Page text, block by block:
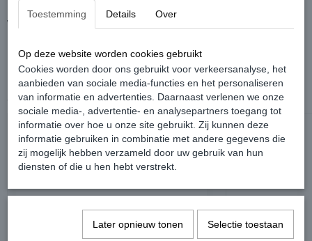
Word geleverd als set links en rechts.
Ook interessant
Toestemming Details Over
Op deze website worden cookies gebruikt
Cookies worden door ons gebruikt voor verkeersanalyse, het
aanbieden van sociale media-functies en het personaliseren
van informatie en advertenties. Daarnaast verlenen we onze
sociale media-, advertentie- en analysepartners toegang tot
informatie over hoe u onze site gebruikt. Zij kunnen deze
informatie gebruiken in combinatie met andere gegevens die
zij mogelijk hebben verzameld door uw gebruik van hun
diensten of die u hen hebt verstrekt.
Later opnieuw tonen Selectie toestaan